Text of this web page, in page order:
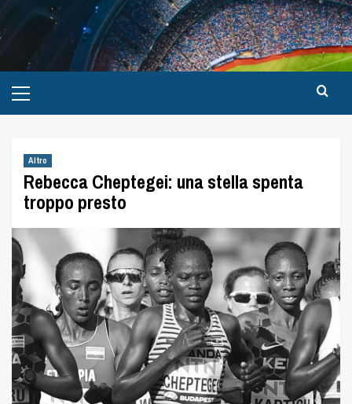
Altro
Rebecca Cheptegei: una stella spenta
troppo presto